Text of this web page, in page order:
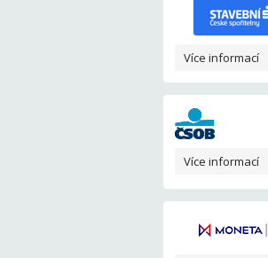
Více informací
Více informací